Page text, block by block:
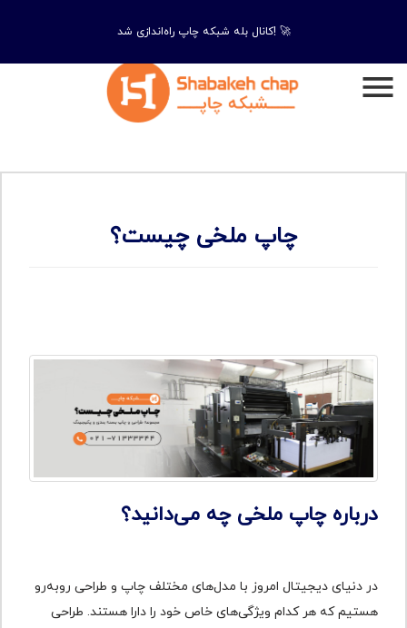
کانال بله شبکه چاپ راه‌اندازی شد! 🚀
چاپ ملخی چیست؟
درباره چاپ ملخی چه می‌دانید؟
در دنیای دیجیتال امروز با مدل‌های مختلف چاپ و طراحی روبه‌رو
هستیم که هر کدام ویژگی‌های خاص خود را دارا هستند. طراحی